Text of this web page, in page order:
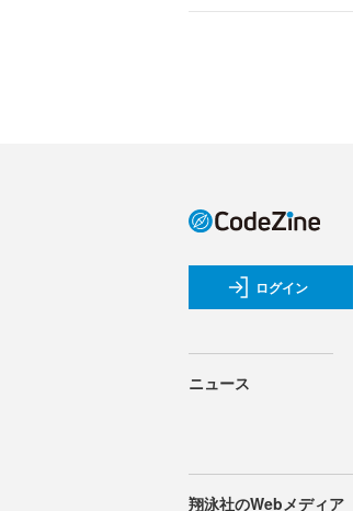
ログイン
ニュース
翔泳社のWebメディア